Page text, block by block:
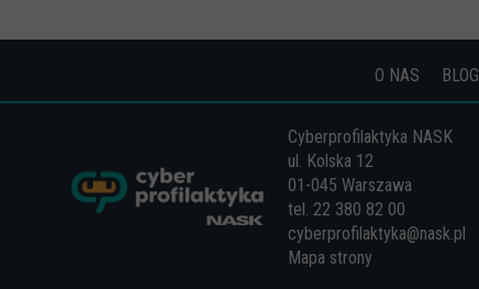
O NAS BLOG
Cyberprofilaktyka NASK
ul. Kolska 12
01-045 Warszawa
tel. 22 380 82 00
cyberprofilaktyka@nask.pl
Mapa strony